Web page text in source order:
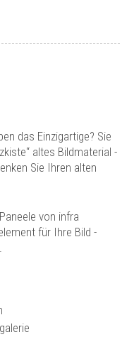
das Einzigartige? Sie
altes Bildmaterial -
Sie Ihren alten
von infra
für Ihre Bild -